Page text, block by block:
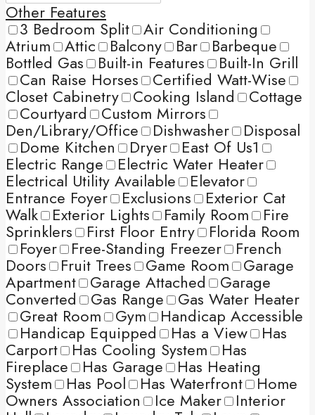
Other Features
3 Bedroom Split Air Conditioning
Atrium Attic Balcony Bar Barbeque
Bottled Gas Built-in Features Built-In Grill
Can Raise Horses Certified Watt-Wise
Closet Cabinetry Cooking Island Cottage
Courtyard Custom Mirrors
Den/Library/Office Dishwasher Disposal
Dome Kitchen Dryer East Of Us1
Electric Range Electric Water Heater
Electrical Utility Available Elevator
Entrance Foyer Exclusions Exterior Cat
Walk Exterior Lights Family Room Fire
Sprinklers First Floor Entry Florida Room
Foyer Free-Standing Freezer French
Doors Fruit Trees Game Room Garage
Apartment Garage Attached Garage
Converted Gas Range Gas Water Heater
Great Room Gym Handicap Accessible
Handicap Equipped Has a View Has
Carport Has Cooling System Has
Fireplace Has Garage Has Heating
System Has Pool Has Waterfront Home
Owners Association Ice Maker Interior